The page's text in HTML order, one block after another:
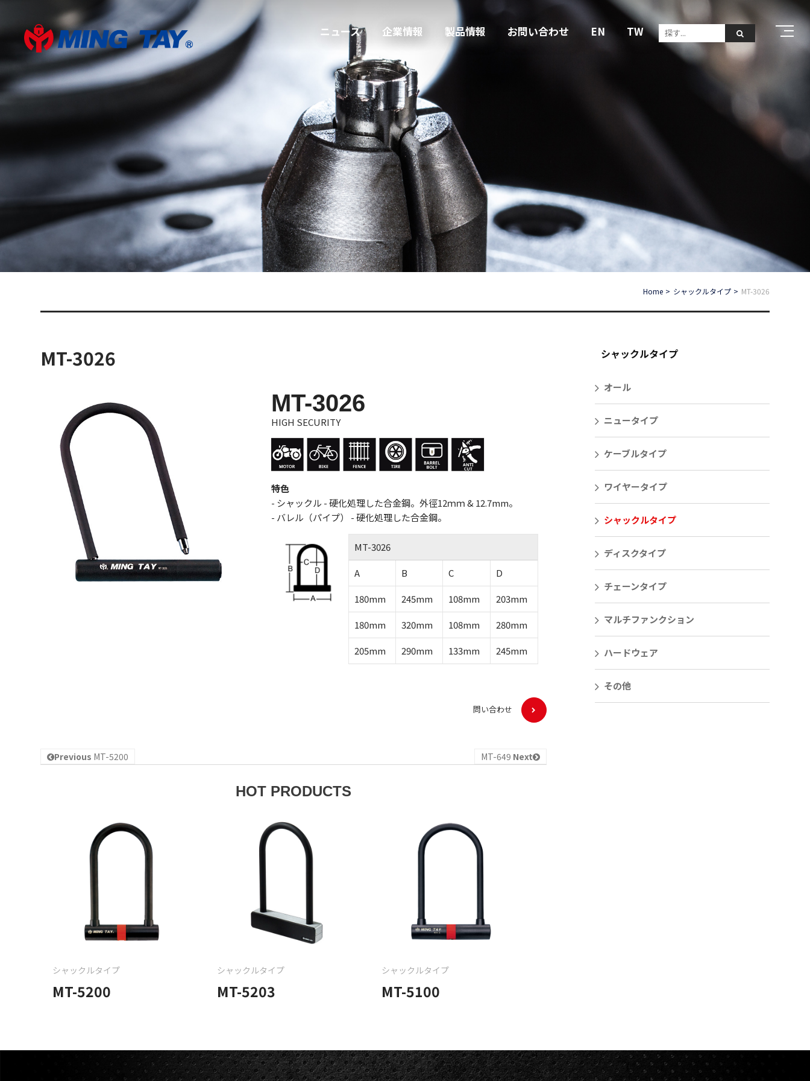
ニュース 企業情報 製品情報 お問い合わせ EN TW
Home シャックルタイプ MT-3026
MT-3026
MT-3026
HIGH SECURITY
特色
- シャックル - 硬化処理した合金鋼。外徑12ｍｍ & 12.7mm。
- バレル（パイプ） - 硬化処理した合金鋼。
MT-3026
A B C D
180mm 245mm 108mm 203mm
180mm 320mm 108mm 280mm
205mm 290mm 133mm 245mm
問い合わせ
Previous MT-5200 MT-649 Next
HOT PRODUCTS
シャックルタイプ
MT-5200
シャックルタイプ
MT-5203
シャックルタイプ
MT-5100
シャックルタイプ
オール
ニュータイプ
ケーブルタイプ
ワイヤータイプ
シャックルタイプ
ディスクタイプ
チェーンタイプ
マルチファンクション
ハードウェア
その他